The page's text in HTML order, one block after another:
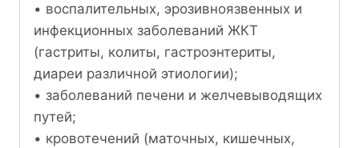
• воспалительных, эрозивно­язвенных и
инфекционных заболеваний ЖКТ
(гастриты, колиты, гастроэнтериты,
диареи различной этиологии);
• заболеваний печени и желчевыводящих
путей;
• кровотечений (маточных, кишечных,